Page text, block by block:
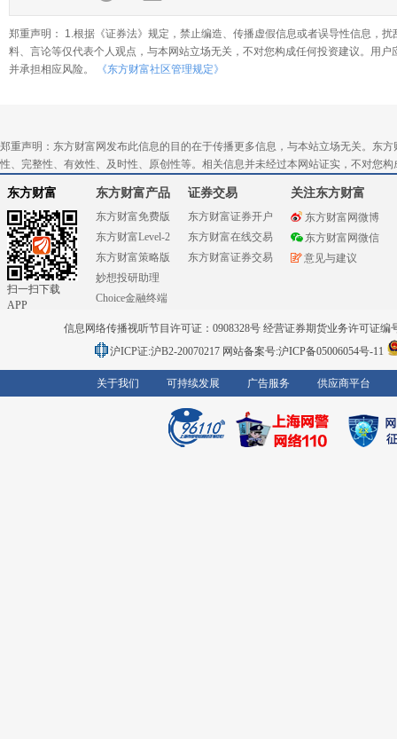
郑重声明： 1.根据《证券法》规定，禁止编造、传播虚假信息或者误导性信息，
料、言论等仅代表个人观点，与本网站立场无关，不对您构成任何投资建议。用
并承担相应风险。
《东方财富社区管理规定》
郑重声明：东方财富网发布此信息的目的在于传播更多信息，与本站立场无关。东
性、完整性、有效性、及时性、原创性等。相关信息并未经过本网站证实，不对您
东方财富
扫一扫下载
APP
东方财富产品
东方财富免费版
东方财富Level-2
东方财富策略版
妙想投研助理
Choice金融终端
证券交易
东方财富证券开户
东方财富在线交易
东方财富证券交易
关注东方财富
东方财富网微博
东方财富网微信
意见与建议
信息网络传播视听节目许可证：0908328号 经营证券期货业务许可证编
沪ICP证:沪B2-20070217 网站备案号:沪ICP备05006054号-11
关于我们 可持续发展 广告服务 供应商平台